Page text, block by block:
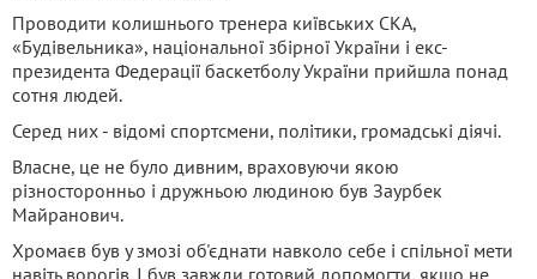
Проводити колишнього тренера київських СКА,
«Будівельника», національної збірної України і екс-
президента Федерації баскетболу України прийшла понад
сотня людей.
Серед них - відомі спортсмени, політики, громадські діячі.
Власне, це не було дивним, враховуючи якою
різносторонньо і дружньою людиною був Заурбек
Майранович.
Хромаєв був у змозі об'єднати навколо себе і спільної мети
навіть ворогів. І був завжди готовий допомогти, якщо не